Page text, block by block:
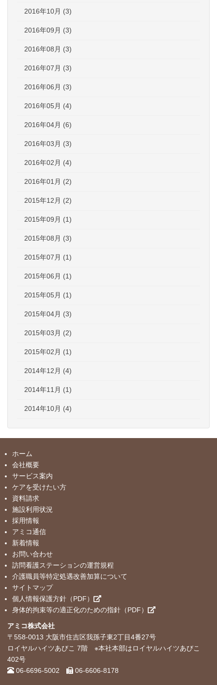
2016年10月 (3)
2016年09月 (3)
2016年08月 (3)
2016年07月 (3)
2016年06月 (3)
2016年05月 (4)
2016年04月 (6)
2016年03月 (3)
2016年02月 (4)
2016年01月 (2)
2015年12月 (2)
2015年09月 (1)
2015年08月 (3)
2015年07月 (1)
2015年06月 (1)
2015年05月 (1)
2015年04月 (3)
2015年03月 (2)
2015年02月 (1)
2014年12月 (4)
2014年11月 (1)
2014年10月 (4)
ホーム
会社概要
サービス案内
ケアを受けたい方
資料請求
施設利用状況
採用情報
アミコ通信
新着情報
お問い合わせ
訪問看護ステーションの運営規程
介護職員等特定処遇改善加算について
サイトマップ
個人情報保護方針（PDF）
身体的拘束等の適正化のための指針（PDF）
アミコ株式会社
〒558-0013 大阪市住吉区我孫子東2丁目4番27号
ロイヤルハイツあびこ 7階 ※本社本部はロイヤルハイツあびこ
402号
06-6696-5002
06-6606-8178